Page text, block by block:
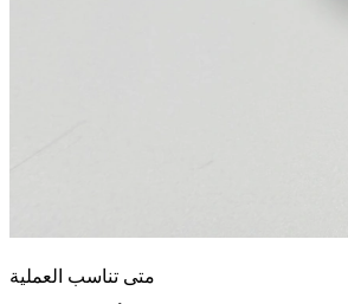
متى تناسب العملية